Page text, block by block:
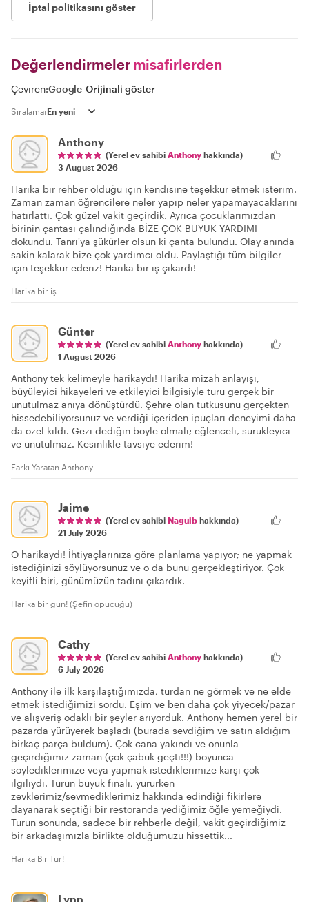
İptal politikasını göster
Değerlendirmeler misafirlerden
Çeviren:Google-Orijinali göster
Sıralama:
Anthony
(Yerel ev sahibi Anthony hakkında)
3 August 2026
Harika bir rehber olduğu için kendisine teşekkür etmek isterim.
Zaman zaman öğrencilere neler yapıp neler yapamayacaklarını
hatırlattı. Çok güzel vakit geçirdik. Ayrıca çocuklarımızdan
birinin çantası çalındığında BİZE ÇOK BÜYÜK YARDIMI
dokundu. Tanrı'ya şükürler olsun ki çanta bulundu. Olay anında
sakin kalarak bize çok yardımcı oldu. Paylaştığı tüm bilgiler
için teşekkür ederiz! Harika bir iş çıkardı!
Harika bir iş
Günter
(Yerel ev sahibi Anthony hakkında)
1 August 2026
Anthony tek kelimeyle harikaydı! Harika mizah anlayışı,
büyüleyici hikayeleri ve etkileyici bilgisiyle turu gerçek bir
unutulmaz anıya dönüştürdü. Şehre olan tutkusunu gerçekten
hissedebiliyorsunuz ve verdiği içeriden ipuçları deneyimi daha
da özel kıldı. Gezi dediğin böyle olmalı; eğlenceli, sürükleyici
ve unutulmaz. Kesinlikle tavsiye ederim!
Farkı Yaratan Anthony
Jaime
(Yerel ev sahibi Naguib hakkında)
21 July 2026
O harikaydı! İhtiyaçlarınıza göre planlama yapıyor; ne yapmak
istediğinizi söylüyorsunuz ve o da bunu gerçekleştiriyor. Çok
keyifli biri, günümüzün tadını çıkardık.
Harika bir gün! (Şefin öpücüğü)
Cathy
(Yerel ev sahibi Anthony hakkında)
6 July 2026
Anthony ile ilk karşılaştığımızda, turdan ne görmek ve ne elde
etmek istediğimizi sordu. Eşim ve ben daha çok yiyecek/pazar
ve alışveriş odaklı bir şeyler arıyorduk. Anthony hemen yerel bir
pazarda yürüyerek başladı (burada sevdiğim ve satın aldığım
birkaç parça buldum). Çok cana yakındı ve onunla
geçirdiğimiz zaman (çok çabuk geçti!!!) boyunca
söylediklerimize veya yapmak istediklerimize karşı çok
ilgiliydi. Turun büyük finali, yürürken
zevklerimiz/sevmediklerimiz hakkında edindiği fikirlere
dayanarak seçtiği bir restoranda yediğimiz öğle yemeğiydi.
Turun sonunda, sadece bir rehberle değil, vakit geçirdiğimiz
bir arkadaşımızla birlikte olduğumuzu hissettik...
Harika Bir Tur!
Lynn